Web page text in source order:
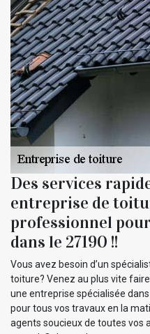
Des services
entreprise de
professionnel
dans le 27190 !!
Vous avez besoin d’un
toiture? Venez au plus vite
une entreprise spécialisée
pour tous vos travaux en la
agents soucieux de toutes vos